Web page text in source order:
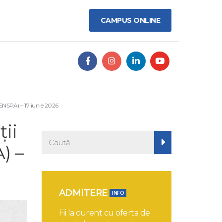
CAMPUS ONLINE
– 17 iunie 2026
–
ADMITERE INFO
Fii la curent cu oferta de